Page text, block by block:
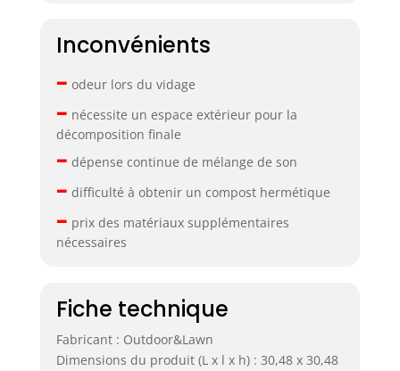
Inconvénients
– odeur lors du vidage
– nécessite un espace extérieur pour la
décomposition finale
– dépense continue de mélange de son
– difficulté à obtenir un compost hermétique
– prix des matériaux supplémentaires
nécessaires
Fiche technique
Fabricant : Outdoor&Lawn
Dimensions du produit (L x l x h) : 30,48 x 30,48